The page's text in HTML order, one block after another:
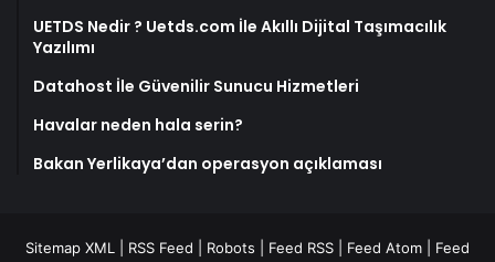
UETDS Nedir ? Uetds.com İle Akıllı Dijital Taşımacılık
Yazılımı
Datahost İle Güvenilir Sunucu Hizmetleri
Havalar neden hala serin?
Bakan Yerlikaya’dan operasyon açıklaması
Sitemap XML RSS Feed Robots Feed RSS Feed Atom Feed